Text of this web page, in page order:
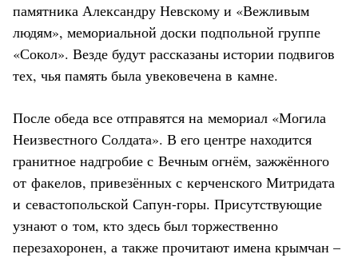
памятника Александру Невскому и «Вежливым
людям», мемориальной доски подпольной группе
«Сокол». Везде будут рассказаны истории подвигов
тех, чья память была увековечена в камне.
После обеда все отправятся на мемориал «Могила
Неизвестного Солдата». В его центре находится
гранитное надгробие с Вечным огнём, зажжённого
от факелов, привезённых с керченского Митридата
и севастопольской Сапун-горы. Присутствующие
узнают о том, кто здесь был торжественно
перезахоронен, а также прочитают имена крымчан –